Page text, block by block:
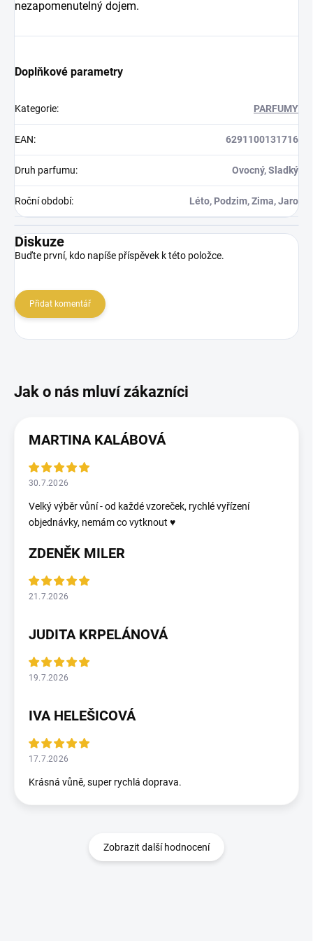
nezapomenutelný dojem.
Doplňkové parametry
Kategorie: PARFUMY
EAN: 6291100131716
Druh parfumu: Ovocný, Sladký
Roční období: Léto, Podzim, Zima, Jaro
Diskuze
Buďte první, kdo napíše příspěvek k této položce.
Přidat komentář
MARTINA KALÁBOVÁ
30.7.2026
Velký výběr vůní - od každé vzoreček, rychlé vyřízení
objednávky, nemám co vytknout ♥️
ZDENĚK MILER
21.7.2026
JUDITA KRPELÁNOVÁ
19.7.2026
IVA HELEŠICOVÁ
17.7.2026
Krásná vůně, super rychlá doprava.
Zobrazit další hodnocení